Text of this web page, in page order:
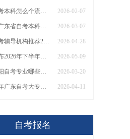
2026自考本科怎么个流程 具体报名条件是什么 2026-02-07
2026年广东省自考本科在哪里考试？如何报名 2026-03-07
台州自考辅导机构推荐2026 十大正规培训排名 2026-04-28
关于发布2026年下半年高等教育自学考试报考简章的公告 2026-05-09
26年岳阳自考专业哪些不需要考英语？大盘点！ 2026-03-20
26下半年广东自考大专什么时候报名考试？附报名流程图 2026-04-11
自考报名